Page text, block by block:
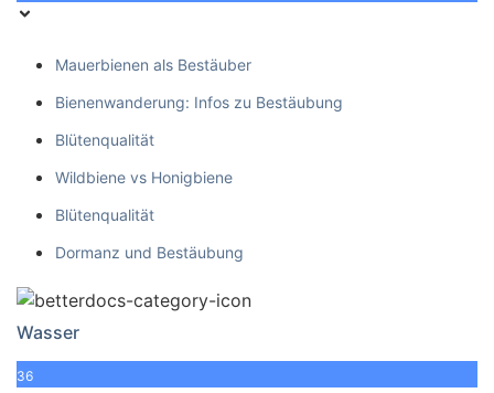
Mauerbienen als Bestäuber
Bienenwanderung: Infos zu Bestäubung
Blütenqualität
Wildbiene vs Honigbiene
Blütenqualität
Dormanz und Bestäubung
Wasser
36